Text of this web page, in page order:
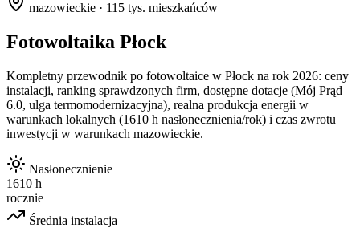
mazowieckie · 115 tys. mieszkańców
Fotowoltaika Płock
Kompletny przewodnik po fotowoltaice w Płock na rok 2026: ceny
instalacji, ranking sprawdzonych firm, dostępne dotacje (Mój Prąd
6.0, ulga termomodernizacyjna), realna produkcja energii w
warunkach lokalnych (1610 h nasłonecznienia/rok) i czas zwrotu
inwestycji w warunkach mazowieckie.
Nasłonecznienie
1610 h
rocznie
Średnia instalacja